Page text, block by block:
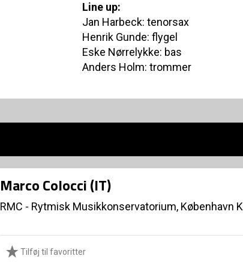
Line up:
Jan Harbeck: tenorsax
Henrik Gunde: flygel
Eske Nørrelykke: bas
Anders Holm: trommer
Marco Colocci (IT)
RMC - Rytmisk Musikkonservatorium, København K
Tilføj til favoritter